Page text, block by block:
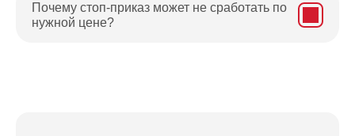
Почему стоп-приказ может не сработать по
нужной цене?